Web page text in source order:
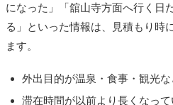
になった」「舘山寺方面へ行く日
る」といった情報は、見積もり時
ます。
外出目的が温泉・食事・観光
滞在時間が以前より長くなっ